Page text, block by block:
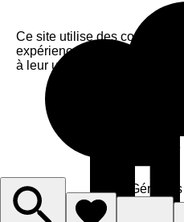
Ce site utilise des cookies
expérience. En cliquant sur
à leur utilisation.
J'accepte
Gérer